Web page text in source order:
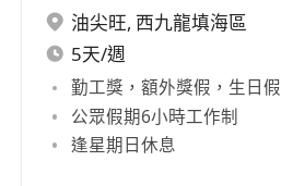
油尖旺, 西九龍填海區
5天/週
勤工獎，額外獎假，生日假
公眾假期6小時工作制
逢星期日休息